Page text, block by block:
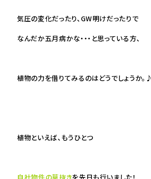
気圧の変化だったり、GW明けだったりで
なんだか五月病かな・・・と思っている方、
植物の力を借りてみるのはどうでしょうか。♪
植物といえば、もうひとつ
自社物件の草抜きを先日も行いました！